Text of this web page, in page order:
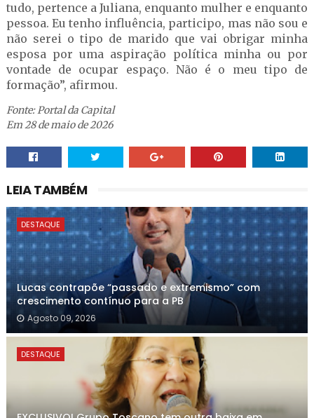
tudo, pertence a Juliana, enquanto mulher e enquanto
pessoa. Eu tenho influência, participo, mas não sou e
não serei o tipo de marido que vai obrigar minha
esposa por uma aspiração política minha ou por
vontade de ocupar espaço. Não é o meu tipo de
formação”, afirmou.
Fonte: Portal da Capital
Em 28 de maio de 2026
LEIA TAMBÉM
DESTAQUE
Lucas contrapõe “passado e extremismo” com
crescimento contínuo para a PB
Agosto 09, 2026
DESTAQUE